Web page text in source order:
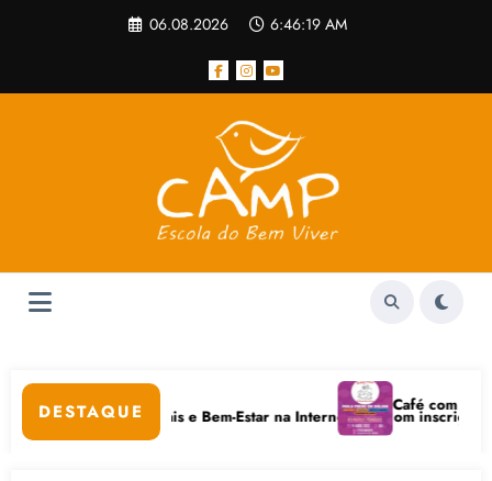
06.08.2026 6:46:19 AM
DESTAQUE
Cuidados Digitais e Bem-Estar na Internet está com inscrições
Café com Paulo